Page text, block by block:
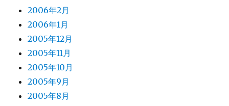
2006年2月
2006年1月
2005年12月
2005年11月
2005年10月
2005年9月
2005年8月